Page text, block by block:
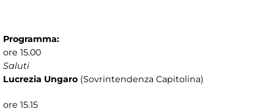
Programma:
ore 15.00
Saluti
Lucrezia Ungaro (Sovrintendenza Capitolina)
ore 15.15